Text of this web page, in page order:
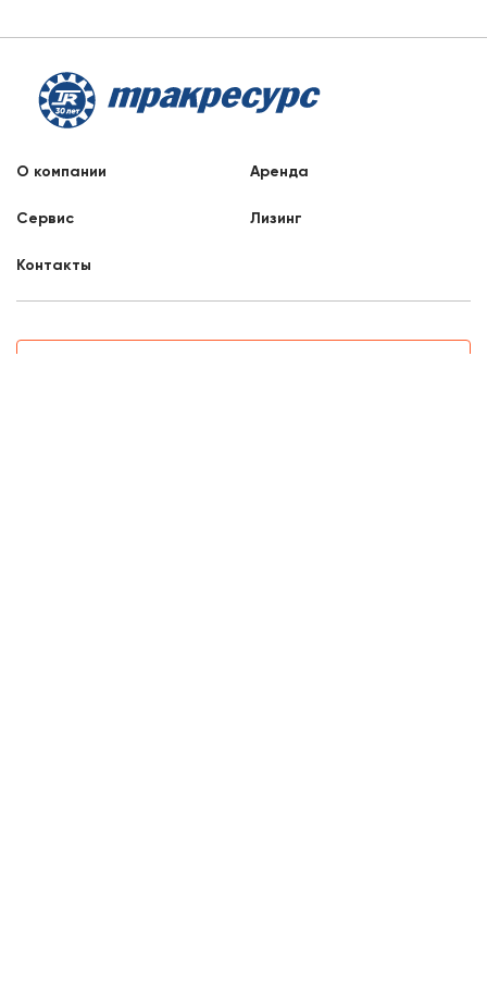
О компании Аренда
Сервис Лизинг
Контакты